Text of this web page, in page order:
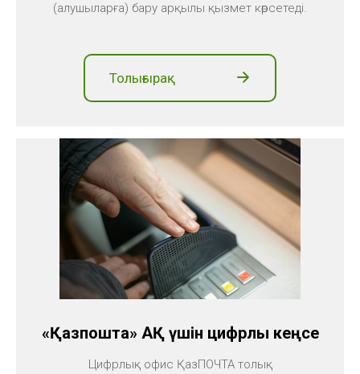
(алушыларға) бару арқылы қызмет көрсетеді.
Толығырақ
«Қазпошта» АҚ үшін цифрлық кеңсе
Цифрлық офис ҚазПОЧТА толық